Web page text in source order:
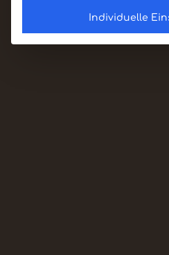
Individuelle